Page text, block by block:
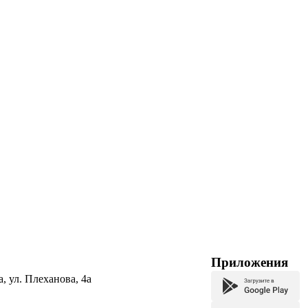
ул. Плеханова, 4а
Приложения